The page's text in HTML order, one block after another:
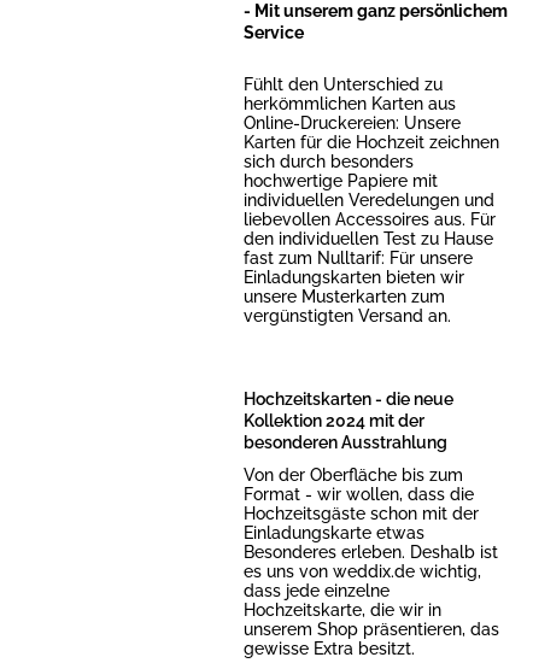
- Mit unserem ganz persönlichem
Service
Fühlt den Unterschied zu
herkömmlichen Karten aus
Online-Druckereien: Unsere
Karten für die Hochzeit zeichnen
sich durch besonders
hochwertige Papiere mit
individuellen Veredelungen und
liebevollen Accessoires aus. Für
den individuellen Test zu Hause
fast zum Nulltarif: Für unsere
Einladungskarten bieten wir
unsere Musterkarten zum
vergünstigten Versand an.
Hochzeitskarten - die neue
Kollektion 2024 mit der
besonderen Ausstrahlung
Von der Oberfläche bis zum
Format - wir wollen, dass die
Hochzeitsgäste schon mit der
Einladungskarte etwas
Besonderes erleben. Deshalb ist
es uns von weddix.de wichtig,
dass jede einzelne
Hochzeitskarte, die wir in
unserem Shop präsentieren, das
gewisse Extra besitzt.